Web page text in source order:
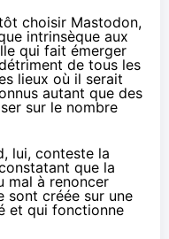
choisir Mastodon,
intrinsèque aux
qui fait émerger
de tous les
lieux où il serait
autant que des
sur le nombre
lui, conteste la
que la
mal à renoncer
sont créée sur une
et qui fonctionne